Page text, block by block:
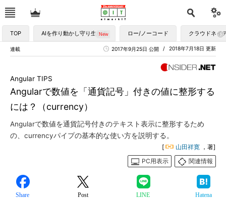
TOP AIを作り動かし守り生かす ロー/ノーコード クラウドネイ
連載 2018年7月18日 更新
2017年9月25日 公開
Angularで数値を「通貨記号」付きの値に整形する
には？（currency）
Angular TIPS
Angularで数値を通貨記号付きのテキスト表示に整形するため
の、currencyパイプの基本的な使い方を説明する。
[ 山田祥寛 ，著]
PC用表示
関連情報
Share Post LINE Hatena